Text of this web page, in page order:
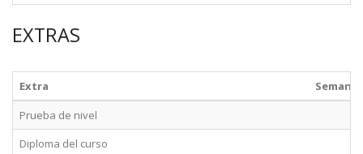
EXTRAS
Extra
Semanas
Prueba de nivel
Diploma del curso